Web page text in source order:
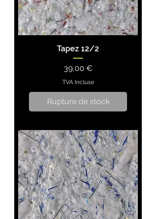
Tapez 12/2
Prix
39,00 €
TVA Incluse
Rupture de stock